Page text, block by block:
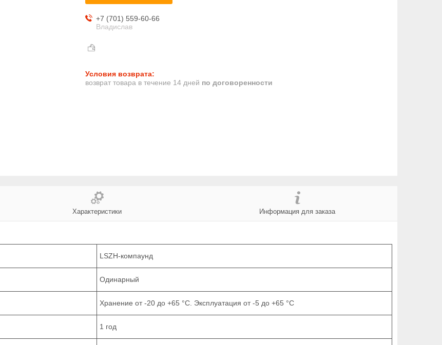
+7 (701) 559-60-66
Владислав
возврат товара в течение 14 дней по договоренности
Характеристики Информация для заказа
LSZH-компаунд
Одинарный
Хранение от -20 до +65 °C. Эксплуатация от -5 до +65 °C
1 год